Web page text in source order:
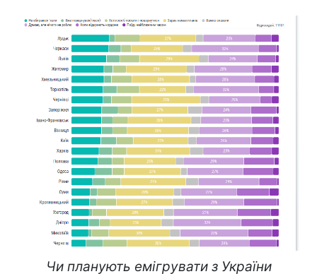
Чи планують емігрувати з України